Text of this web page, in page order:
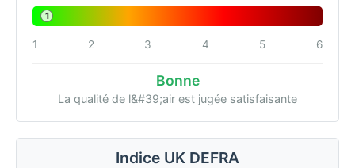
1
1 2 3 4 5 6
Bonne
La qualité de l&#39;air est jugée satisfaisante
Indice UK DEFRA